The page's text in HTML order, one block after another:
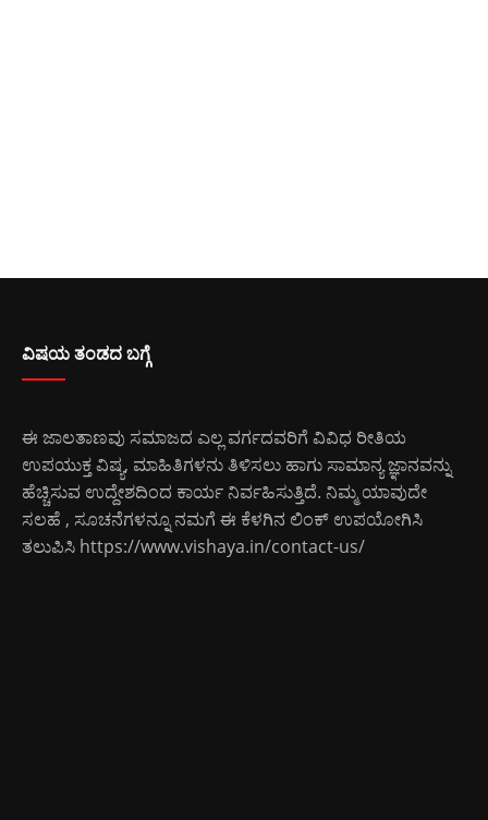
ವಿಷಯ ತಂಡದ ಬಗ್ಗೆ
ಈ ಜಾಲತಾಣವು ಸಮಾಜದ ಎಲ್ಲ ವರ್ಗದವರಿಗೆ ವಿವಿಧ ರೀತಿಯ
ಉಪಯುಕ್ತ ವಿಷ್ಯ, ಮಾಹಿತಿಗಳನು ತಿಳಿಸಲು ಹಾಗು ಸಾಮಾನ್ಯ ಜ್ಞಾನವನ್ನು
ಹೆಚ್ಚಿಸುವ ಉದ್ದೇಶದಿಂದ ಕಾರ್ಯ ನಿರ್ವಹಿಸುತ್ತಿದೆ. ನಿಮ್ಮ ಯಾವುದೇ
ಸಲಹೆ , ಸೂಚನೆಗಳನ್ನೂ ನಮಗೆ ಈ ಕೆಳಗಿನ ಲಿಂಕ್ ಉಪಯೋಗಿಸಿ
ತಲುಪಿಸಿ https://www.vishaya.in/contact-us/